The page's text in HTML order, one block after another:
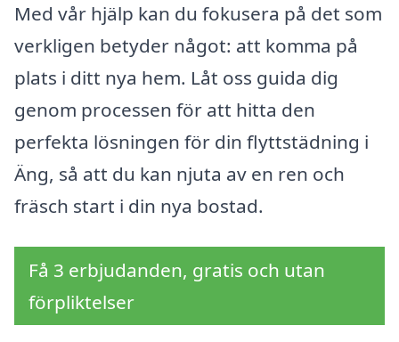
Med vår hjälp kan du fokusera på det som
verkligen betyder något: att komma på
plats i ditt nya hem. Låt oss guida dig
genom processen för att hitta den
perfekta lösningen för din flyttstädning i
Äng, så att du kan njuta av en ren och
fräsch start i din nya bostad.
Få 3 erbjudanden, gratis och utan
förpliktelser